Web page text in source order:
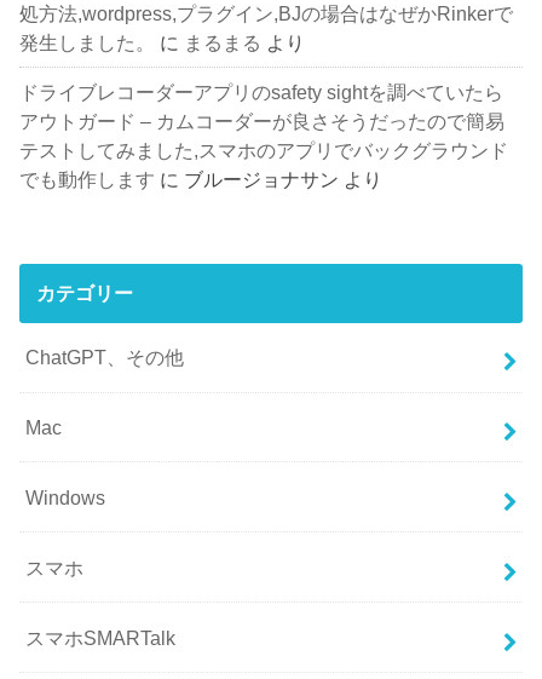
処方法,wordpress,プラグイン,BJの場合はなぜかRinkerで
発生しました。
に まるまる より
ドライブレコーダーアプリのsafety sightを調べていたら
アウトガード – カムコーダーが良さそうだったので簡易
テストしてみました,スマホのアプリでバックグラウンド
でも動作します に ブルージョナサン より
カテゴリー
ChatGPT、その他
Mac
Windows
スマホ
スマホSMARTalk